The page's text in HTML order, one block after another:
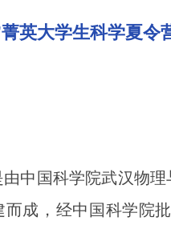
英大学生科学夏令
中国科学院武汉物
成，经中国科学院